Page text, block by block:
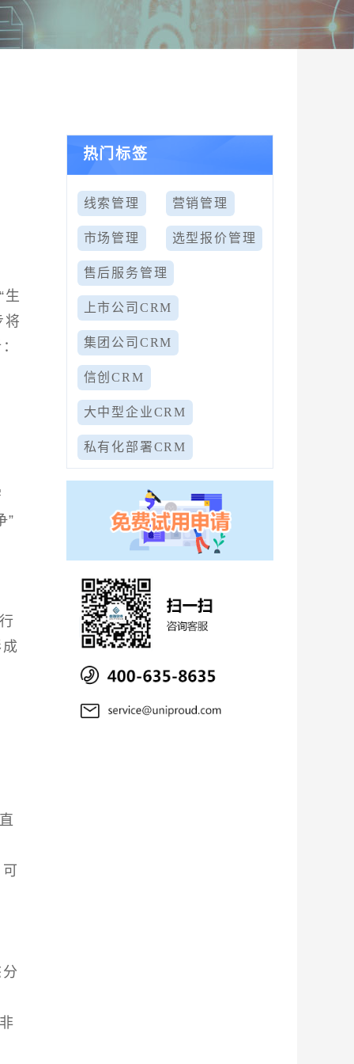
生
将
”
热门标签
线索管理 营销管理
市场管理 选型报价管理
售后服务管理
上市公司CRM
集团公司CRM
信创CRM
大中型企业CRM
私有化部署CRM